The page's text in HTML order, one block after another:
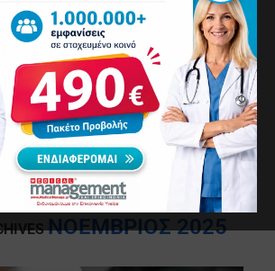
ΝΟΈΜΒΡΙΟΣ 2025